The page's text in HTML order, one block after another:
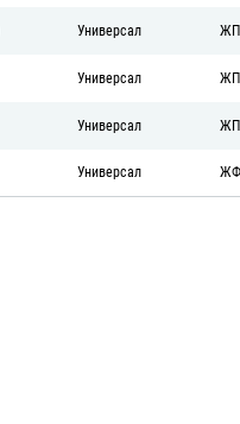
Универсал
Универсал
Универсал
Универсал